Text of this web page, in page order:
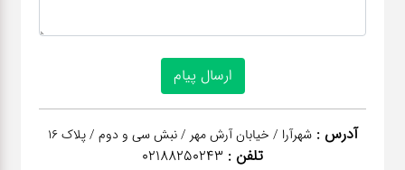
آدرس : شهرآرا / خیابان آرش مهر / نبش سی و دوم / پلاک 16
تلفن : 02188250243